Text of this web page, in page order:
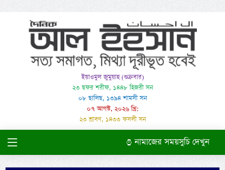
ইয়াওমুল জুমুয়াহ (শুক্রবার)
২৩ ছফর শরীফ, ১৪৪৮ হিজরী সন
০৮ ছালিছ, ১৩৯৪ শামসী সন
০৭ আগস্ট, ২০২৬ খ্রি:
২৩ শ্রাবণ, ১৪৩৩ ফসলী সন
নামাজের সময়সুচি দেখুন